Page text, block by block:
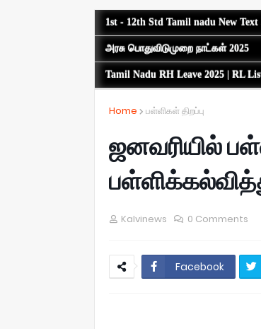
1st - 12th Std Tamil nadu New Text
அரசு பொதுவிடுமுறை நாட்கள் 2025
Tamil Nadu RH Leave 2025 | RL
Home பள்ளிகள் திறப்பு
ஜனவரியில்
Kalvinews 0 Comments
Facebook